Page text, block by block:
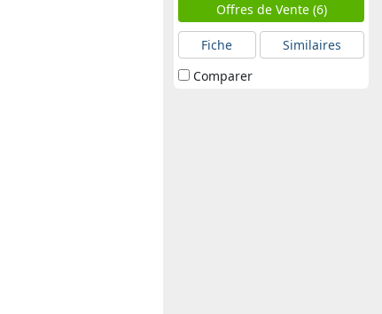
Offres de Vente (6)
Fiche
Similaires
Comparer